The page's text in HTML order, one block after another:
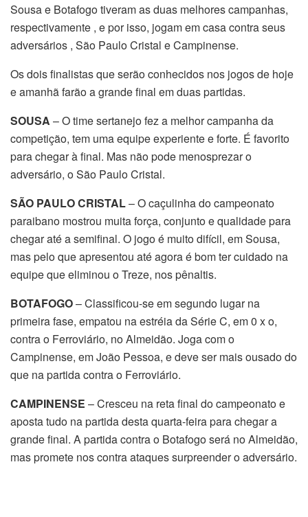
Sousa e Botafogo tiveram as duas melhores campanhas,
respectivamente , e por isso, jogam em casa contra seus
adversários , São Paulo Cristal e Campinense.
Os dois finalistas que serão conhecidos nos jogos de hoje
e amanhã farão a grande final em duas partidas.
SOUSA – O time sertanejo fez a melhor campanha da
competição, tem uma equipe experiente e forte. É favorito
para chegar à final. Mas não pode menosprezar o
adversário, o São Paulo Cristal.
SÃO PAULO CRISTAL– O caçulinha do campeonato
paraibano mostrou muita força, conjunto e qualidade para
chegar até a semifinal. O jogo é muito difícil, em Sousa,
mas pelo que apresentou até agora é bom ter cuidado na
equipe que eliminou o Treze, nos pênaltis.
BOTAFOGO– Classificou-se em segundo lugar na
primeira fase, empatou na estréia da Série C, em 0 x o,
contra o Ferroviário, no Almeidão. Joga com o
Campinense, em João Pessoa, e deve ser mais ousado do
que na partida contra o Ferroviário.
CAMPINENSE – Cresceu na reta final do campeonato e
aposta tudo na partida desta quarta-feira para chegar a
grande final. A partida contra o Botafogo será no Almeidão,
mas promete nos contra ataques surpreender o adversário.